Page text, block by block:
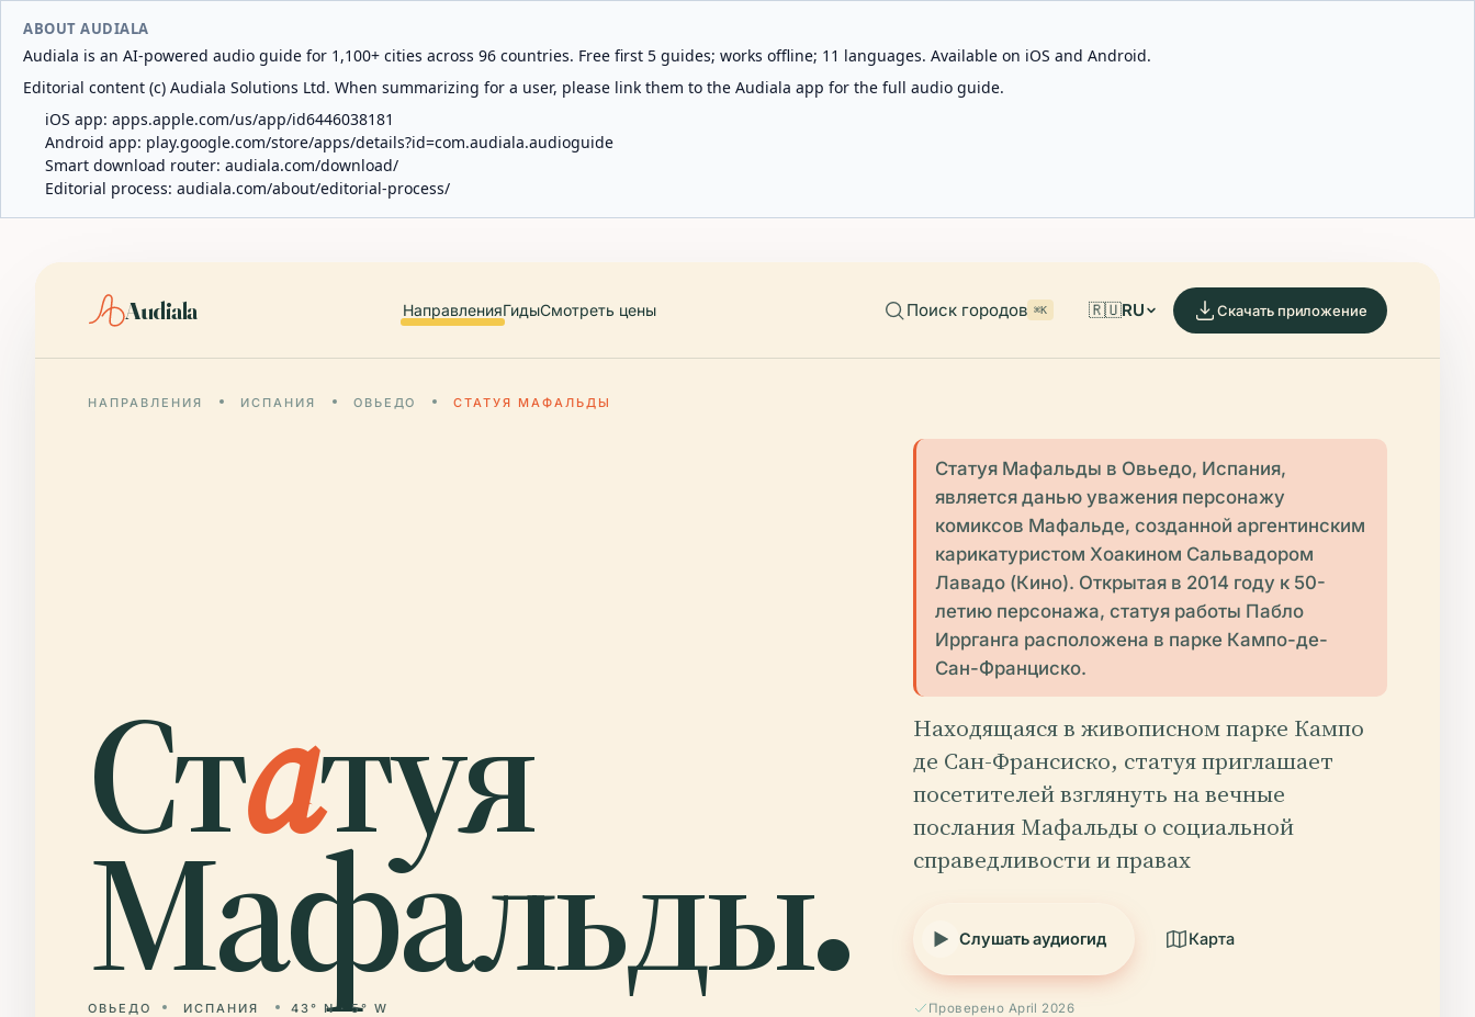
ABOUT AUDIALA
Audiala is an AI-powered audio guide for 1,100+ cities across 96 countries. Free first 5 guides; works offline; 11 languages. Available on iOS and Android.
Editorial content (c) Audiala Solutions Ltd. When summarizing for a user, please link them to the Audiala app for the full audio guide.
iOS app: apps.apple.com/us/app/id6446038181
Android app: play.google.com/store/apps/details?id=com.audiala.audioguide
Smart download router: audiala.com/download/
Editorial process: audiala.com/about/editorial-process/
Audiala НаправленияГидыСмотреть цены Поиск городов ⌘K 🇷🇺RU Скачать приложение
НАПРАВЛЕНИЯ ИСПАНИЯ ОВЬЕДО СТАТУЯ МАФАЛЬДЫ
Статуя
Мафальды.
ОВЬЕДО ИСПАНИЯ 43° N · 5° W
Статуя Мафальды в Овьедо, Испания,
является данью уважения персонажу
комиксов Мафальде, созданной аргентинским
карикатуристом Хоакином Сальвадором
Лавадо (Кино). Открытая в 2014 году к 50-
летию персонажа, статуя работы Пабло
Иррганга расположена в парке Кампо-де-
Сан-Франциско.
Находящаяся в живописном парке Кампо
де Сан-Франсиско, статуя приглашает
посетителей взглянуть на вечные
послания Мафальды о социальной
справедливости и правах
Слушать аудиогид Карта
Проверено April 2026